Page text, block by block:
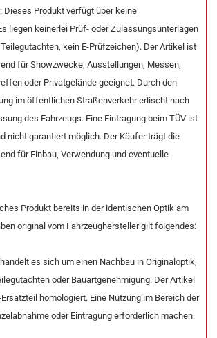
Dieses Produkt verfügt über keine
liegen keinerlei Prüf- oder Zulassungsunterlagen
kein E-Prüfzeichen). Der Artikel ist
für Showzwecke, Ausstellungen, Messen,
oder Privatgelände geeignet. Durch den
im öffentlichen Straßenverkehr erlischt nach
des Fahrzeugs. Eine Eintragung beim TÜV ist
nicht garantiert möglich. Der Käufer trägt die
für Einbau, Verwendung und eventuelle
Produkt bereits in der identischen Optik am
original vom Fahrzeughersteller gilt folgendes:
es sich um einen Nachbau in Originaloptik,
oder Bauartgenehmigung. Der Artikel
homologiert. Eine Nutzung im Bereich der
oder Eintragung erforderlich machen.